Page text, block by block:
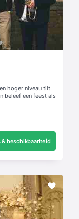
hoger niveau tilt.
beleef een feest als
beschikbaarheid